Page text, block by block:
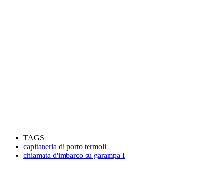
TAGS
capitaneria di porto termoli
chiamata d'imbarco su garampa I